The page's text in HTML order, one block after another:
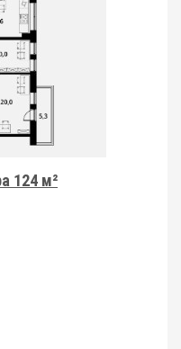
124 м²